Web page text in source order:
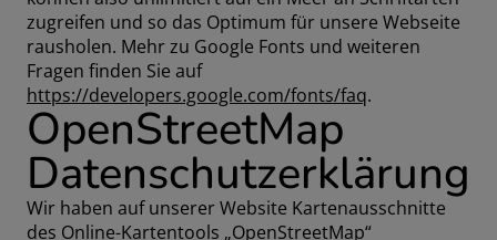
zugreifen und so das Optimum für unsere Webseite
rausholen. Mehr zu Google Fonts und weiteren
Fragen finden Sie auf
https://developers.google.com/fonts/faq.
OpenStreetMap
Datenschutzerklärung
Wir haben auf unserer Website Kartenausschnitte
des Online-Kartentools „OpenStreetMap“